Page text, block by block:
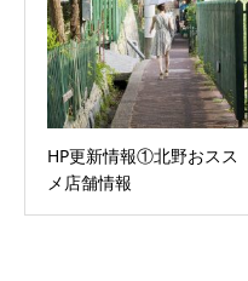
HP更新情報①北野おスス
メ店舗情報